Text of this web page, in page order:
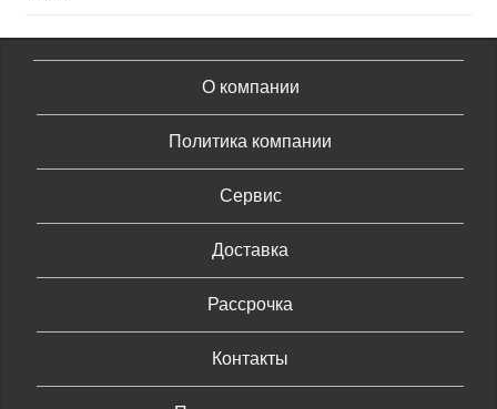
О компании
Политика компании
Сервис
Доставка
Рассрочка
Контакты